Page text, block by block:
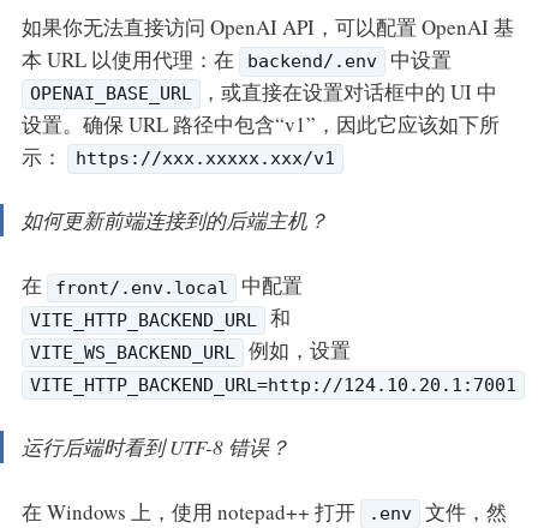
如果你无法直接访问 OpenAI API，可以配置 OpenAI 基
本 URL 以使用代理：在
backend/.env 中设置
OPENAI_BASE_URL
，或直接在设置对话框中的 UI 中
设置。确保 URL 路径中包含“v1”，因此它应该如下所
示：
https://xxx.xxxxx.xxx/v1
如何更新前端连接到的后端主机？
在 front/.env.local 中配置
VITE_HTTP_BACKEND_URL 和
VITE_WS_BACKEND_URL 例如，设置
VITE_HTTP_BACKEND_URL=http://124.10.20.1:7001
运行后端时看到 UTF-8 错误？
在 Windows 上，使用 notepad++ 打开 .env
文件，然